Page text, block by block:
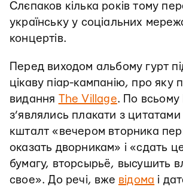
Слєпаков кілька років тому
українську у соціальних
концертів.
Перед виходом альбому гурт
цікаву піар-кампанію, про яку
видання The Village. По всьому
з’являлись плакати з цитатами
кшталт «вечером вторника
оказать дворникам» і «сдать
бумагу, вторсырьё, высушить
свое». До речі, вже відома і